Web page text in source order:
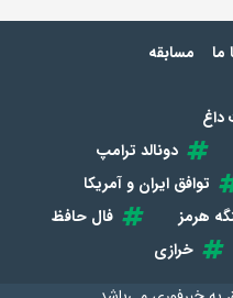
ما مسابقه
داغ
دونالد ترامپ
توافق ایران و آمریکا
هرمز
فال حافظ
خرازی